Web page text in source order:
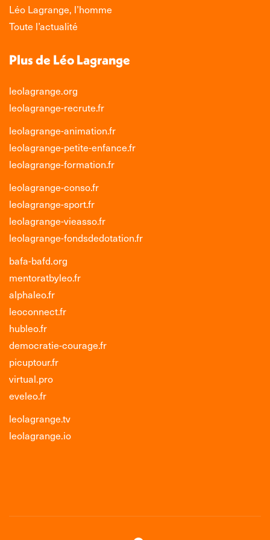
Léo Lagrange, l’homme
Toute l’actualité
Plus de Léo Lagrange
leolagrange.org
leolagrange-recrute.fr
leolagrange-animation.fr
leolagrange-petite-enfance.fr
leolagrange-formation.fr
leolagrange-conso.fr
leolagrange-sport.fr
leolagrange-vieasso.fr
leolagrange-fondsdedotation.fr
bafa-bafd.org
mentoratbyleo.fr
alphaleo.fr
leoconnect.fr
hubleo.fr
democratie-courage.fr
picuptour.fr
virtual.pro
eveleo.fr
leolagrange.tv
leolagrange.io